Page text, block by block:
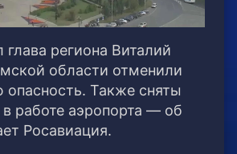
региона Виталий
области отменили
опасность. Также сняты
в работе аэропорта — об
Росавиация.